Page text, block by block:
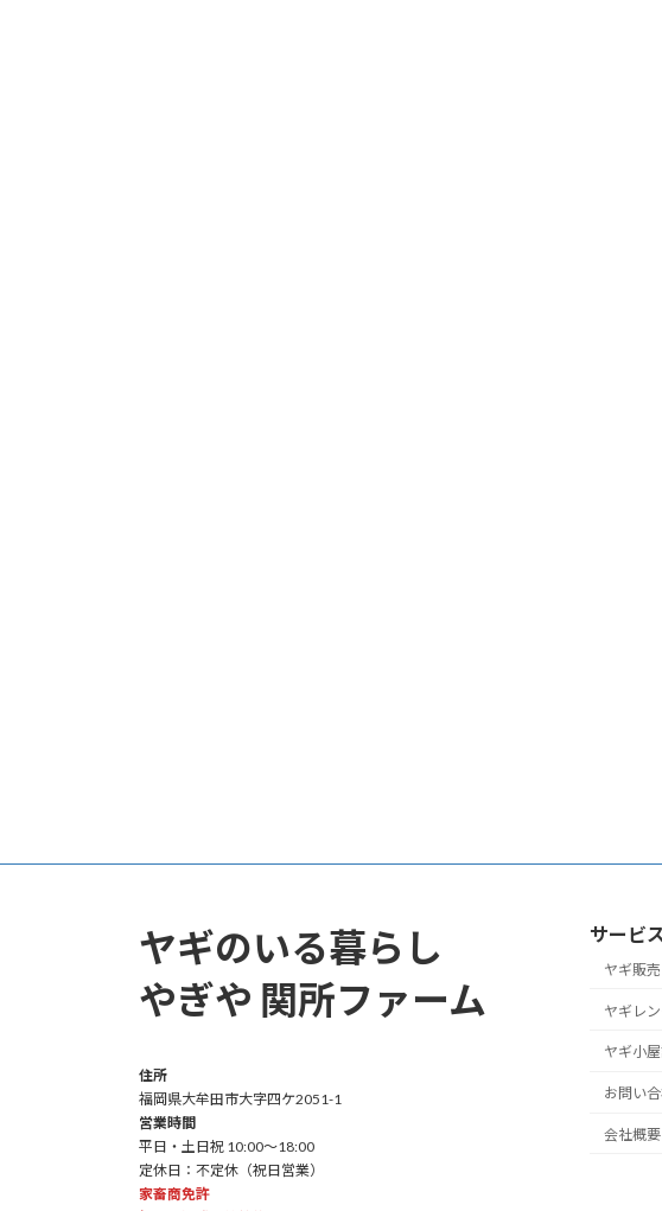
ヤギのいる暮らし
やぎや 関所ファーム
住所
福岡県大牟田市大字四ケ2051-1
営業時間
平日・土日祝 10:00～18:00
定休日：不定休（祝日営業）
家畜商免許
サービ
ヤギ販売
ヤギレ
ヤギ小
お問い
会社概要